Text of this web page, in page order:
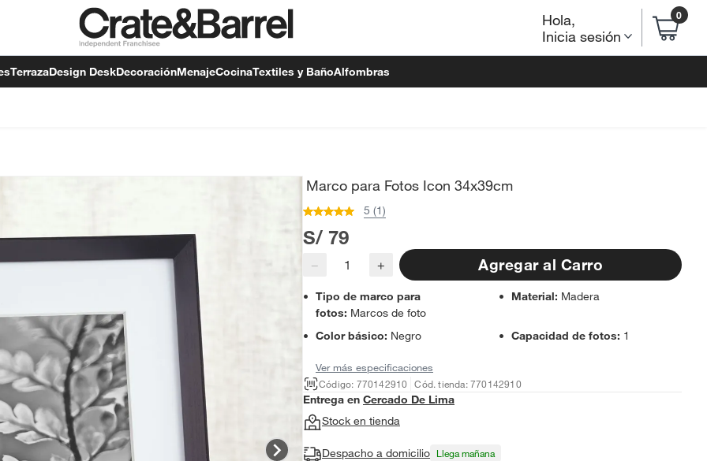
Hola,
Inicia sesión
0
TerrazaDesign DeskDecoraciónMenajeCocinaTextiles y BañoAlfombras
Marco para Fotos Icon 34x39cm
5 (1)
S/ 79
− + Agregar al Carro
Tipo de marco para
fotos: Marcos de foto
Material: Madera
Color básico: Negro Capacidad de fotos: 1
Ver más especificaciones
Código: 770142910
Cód. tienda: 770142910
Entrega en Cercado De Lima
Stock en tienda
Despacho a domicilio Llega mañana